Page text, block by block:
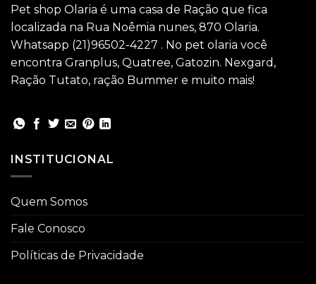
Pet shop Olaria é uma casa de Ração que fica
localizada na Rua Noêmia nunes, 870 Olaria.
Whatsapp (21)96502-4227 . No pet olaria você
encontra Granplus, Quatree, Gatozin. Nexgard,
Ração Tutato, ração Bummer e muito mais!
INSTITUCIONAL
Quem Somos
Fale Conosco
Políticas de Privacidade